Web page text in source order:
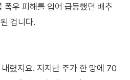
폭우 피해를 입어 급등했던 배추
겁니다.
렸지요. 지지난 주가 한 망에 70